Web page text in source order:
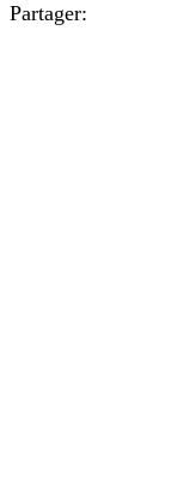
Partager: